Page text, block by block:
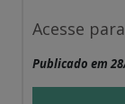
Acesse
Publicado em